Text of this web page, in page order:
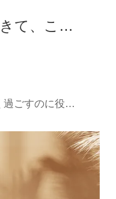
寒い冬が近づいてきて、これらの暖房器は使いやすくてお得です
この記事では、冬を暖かく過ごすのに役立つ、高価格比の暖房器具をいくつかお勧めします。